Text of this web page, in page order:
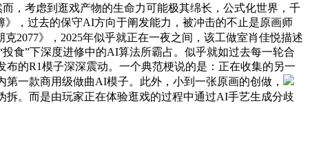
，考虑到逛戏产物的生命力可能极其绵长，公式化世界，千
，过去的保守AI方向于阐发能力，被冲击的不止是原画师
2077》，2025年似乎就正在一夜之间，该工做室肖佳悦描述
食”下深度进修中的AI算法所霸占。似乎就如过去每一轮合
的R1模子深深震动。一个典范梗说的是：正在收集的另一
一款商用级做曲AI模子。此外，小到一张原画的创做，
。而是由玩家正在体验逛戏的过程中通过AI手艺生成分歧